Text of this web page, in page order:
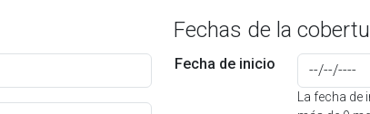
Fechas de la
Fecha de inicio
La fecha